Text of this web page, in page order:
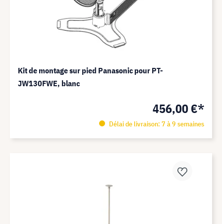
Kit de montage sur pied Panasonic pour PT-
JW130FWE, blanc
456,00 €*
Délai de livraison: 7 à 9 semaines